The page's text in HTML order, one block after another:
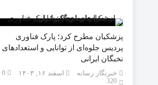
پزشکیان مطرح کرد؛ پارک فناوری
پردیس جلوه‌ای از توانایی و استعدادهای
نخبگان ایرانی
خبرنگار رسانه اسفند ۱۶, ۱۴۰۳
320